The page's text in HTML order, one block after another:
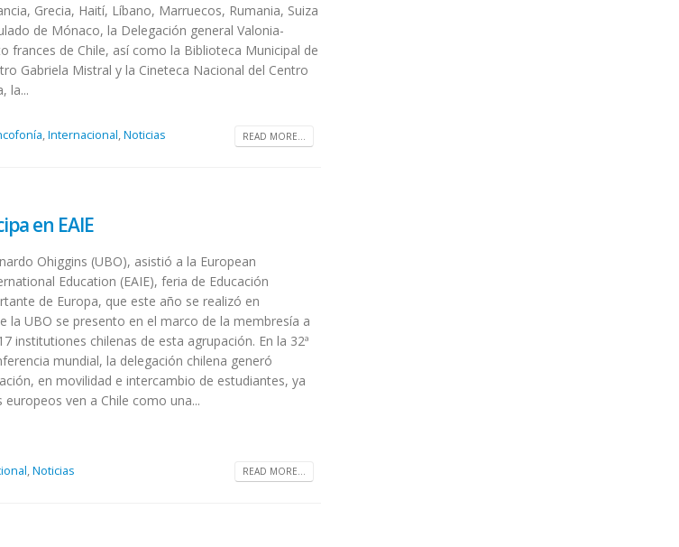
Grecia, Haití, Líbano, Marruecos, Rumania, Suiza
de Mónaco, la Delegación general Valonia-
frances de Chile, así como la Biblioteca Municipal de
Gabriela Mistral y la Cineteca Nacional del Centro
la...
,Internacional,Noticias READ MORE...
en EAIE
Ohiggins (UBO), asistió a la European
Education (EAIE), feria de Educación
de Europa, que este año se realizó en
la UBO se presento en el marco de la membresía a
institutiones chilenas de esta agrupación. En la 32ª
mundial, la delegación chilena generó
en movilidad e intercambio de estudiantes, ya
ven a Chile como una...
,Noticias READ MORE...